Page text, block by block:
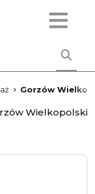
Gorzów
Wielkopolski